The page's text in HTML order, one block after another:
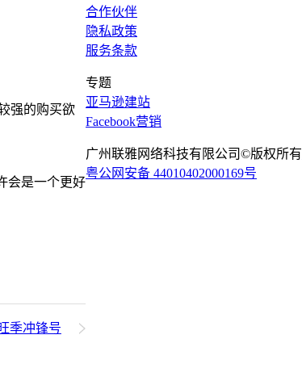
强的购买欲
会是一个更好
季冲锋号
合作伙伴
隐私政策
服务条款
专题
亚马逊建站
Facebook营销
广州联雅网络科技有限公司©版权所有
粤公网安备 44010402000169号